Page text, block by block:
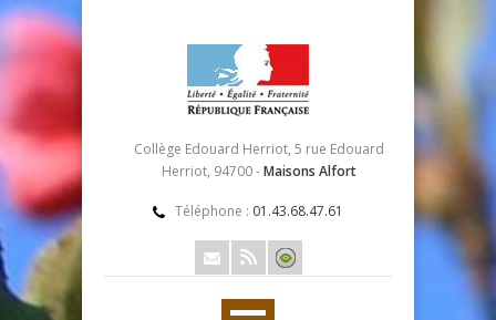
Collège Edouard Herriot, 5 rue Edouard
Herriot, 94700 -Maisons Alfort
Téléphone : 01.43.68.47.61